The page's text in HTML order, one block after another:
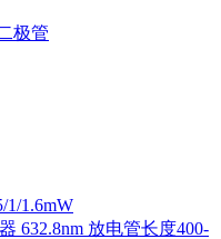
极管
1/1.6mW
632.8nm 放电管长度400-